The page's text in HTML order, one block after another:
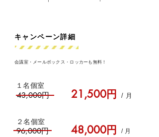
​キャンペーン詳細
​会議室・メールボックス・ロッカーも無料！
​１名個室
43,000円 21,500円 / 月
​２名個室
96,000円 48,000円 / 月​